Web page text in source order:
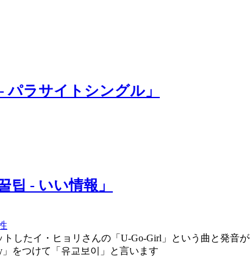
ラサイトシングル」
- いい情報」
したイ・ヒョリさんの「U-Go-Girl」という曲と発音
をつけて「유교보이」と言います